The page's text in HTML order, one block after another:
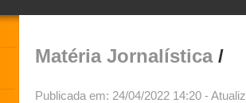
Matéria Jornalística/
Publicada em: 24/04/2022 14:20 -